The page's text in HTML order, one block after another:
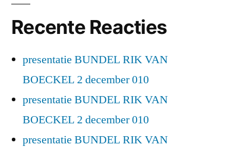
Recente Reacties
presentatie BUNDEL RIK VAN
BOECKEL 2 december 010
presentatie BUNDEL RIK VAN
BOECKEL 2 december 010
presentatie BUNDEL RIK VAN